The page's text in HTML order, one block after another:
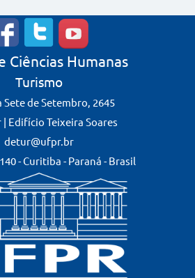
Ciências Humanas
Turismo
Sete de Setembro, 2645
| Edifício Teixeira Soares
detur@ufpr.br
- Curitiba - Paraná - Brasil